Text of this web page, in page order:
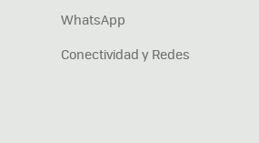
WhatsApp
Conectividad y Redes